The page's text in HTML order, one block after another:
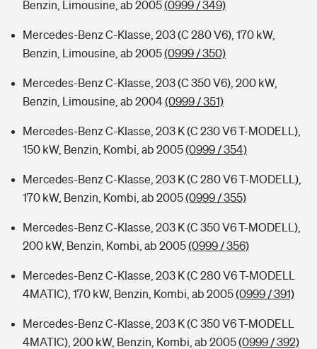
Benzin, Limousine, ab 2005(0999 / 349)
Mercedes-Benz C-Klasse, 203 (C 280 V6), 170 kW,
Benzin, Limousine, ab 2005(0999 / 350)
Mercedes-Benz C-Klasse, 203 (C 350 V6), 200 kW,
Benzin, Limousine, ab 2004(0999 / 351)
Mercedes-Benz C-Klasse, 203 K (C 230 V6 T-MODELL),
150 kW, Benzin, Kombi, ab 2005(0999 / 354)
Mercedes-Benz C-Klasse, 203 K (C 280 V6 T-MODELL),
170 kW, Benzin, Kombi, ab 2005(0999 / 355)
Mercedes-Benz C-Klasse, 203 K (C 350 V6 T-MODELL),
200 kW, Benzin, Kombi, ab 2005(0999 / 356)
Mercedes-Benz C-Klasse, 203 K (C 280 V6 T-MODELL
4MATIC), 170 kW, Benzin, Kombi, ab 2005(0999 / 391)
Mercedes-Benz C-Klasse, 203 K (C 350 V6 T-MODELL
4MATIC), 200 kW, Benzin, Kombi, ab 2005(0999 / 392)